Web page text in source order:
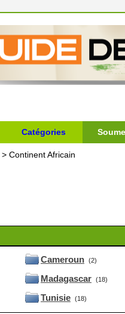
Catégories
> Continent Africain
Cameroun (2)
Madagascar (18)
Tunisie (18)